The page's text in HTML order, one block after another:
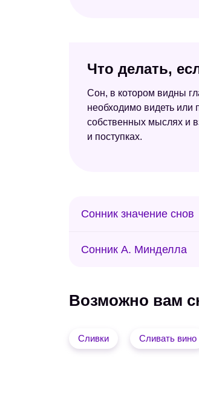
Что делать,
Сон, в котором видны
необходимо видеть или
собственных мыслях и
и поступках.
Сонник значение снов
Сонник А. Минделла
Возможно вам
Сливки Сливать вино